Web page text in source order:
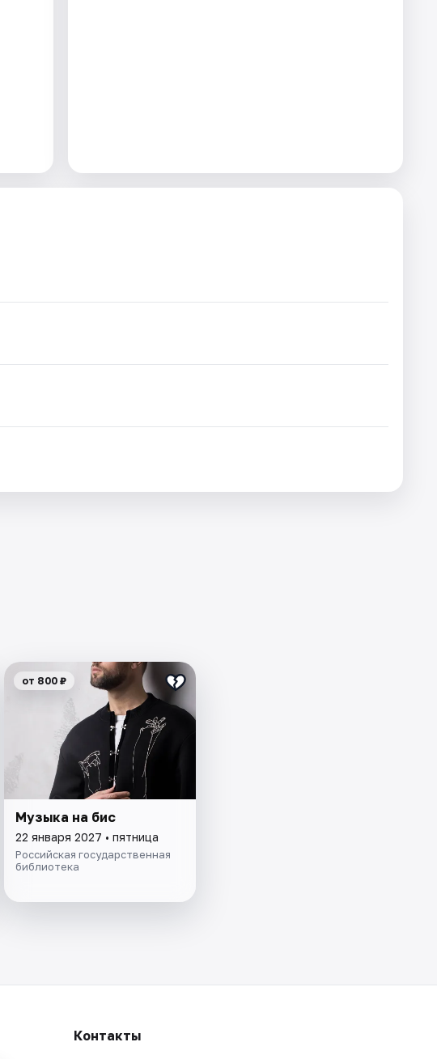
от 800 ₽
Музыка на бис
22 января 2027 • пятница
Российская государственная
библиотека
Контакты